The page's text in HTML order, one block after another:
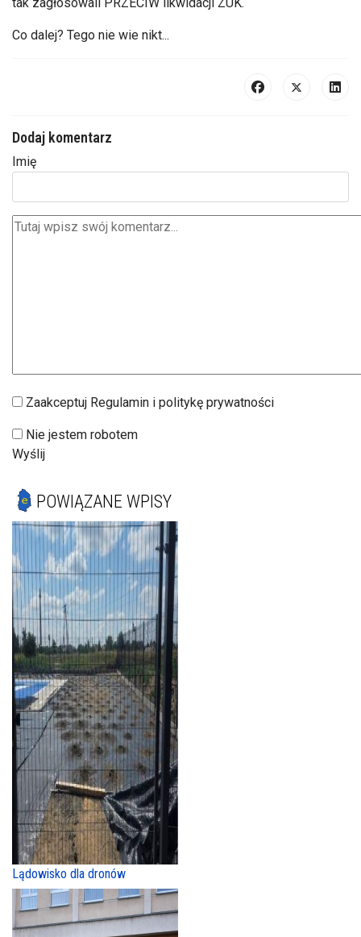
Co dalej? Tego nie wie nikt...
Dodaj komentarz
Imię
Zaakceptuj Regulamin i politykę prywatności
Nie jestem robotem
Wyślij
POWIĄZANE WPISY
Lądowisko dla dronów